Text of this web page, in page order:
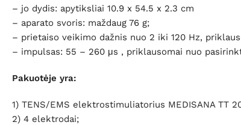
– jo dydis: apytiksliai 10.9 x 54.5 x 2.3 cm
– aparato svoris: maždaug 76 g;
– prietaiso veikimo dažnis nuo 2 iki 120 Hz,
– impulsas: 55 – 260 μs , priklausomai nuo
Pakuotėje yra:
1) TENS/EMS elektrostimuliatorius MEDISANA TT
2) 4 elektrodai;